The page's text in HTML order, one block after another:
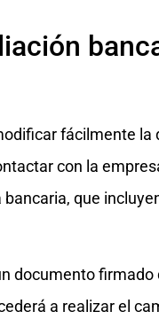
fácilmente la
con la
que
documento firmado
a realizar el